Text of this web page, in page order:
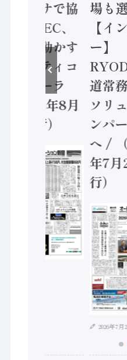
ンセンサで協
業 / IDEC、
安全に動かす
セーフティコ
ントローラ
（2026年8月
5日発行）
場も
【イ
ー】
道常
ソリ
ンパ
へ /
年7
行）
2026年7月